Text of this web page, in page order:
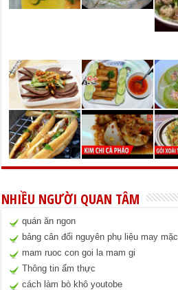
NHIỀU NGƯỜI QUAN TÂM
quán ăn ngon
bảng cân đối nguyên phụ liệu may mặc
mam ruoc con goi la mam gi
Thông tin ẩm thực
cách làm bò khô youtobe